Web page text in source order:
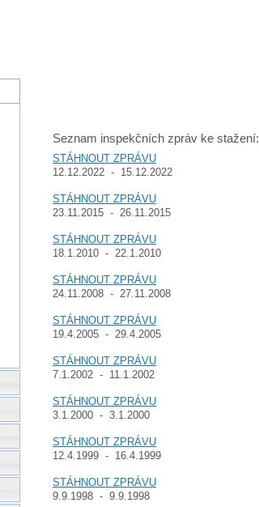
Seznam inspekčních zpráv ke stažení:
STÁHNOUT ZPRÁVU
12.12.2022 - 15.12.2022
STÁHNOUT ZPRÁVU
23.11.2015 - 26.11.2015
STÁHNOUT ZPRÁVU
18.1.2010 - 22.1.2010
STÁHNOUT ZPRÁVU
24.11.2008 - 27.11.2008
STÁHNOUT ZPRÁVU
19.4.2005 - 29.4.2005
STÁHNOUT ZPRÁVU
7.1.2002 - 11.1.2002
STÁHNOUT ZPRÁVU
3.1.2000 - 3.1.2000
STÁHNOUT ZPRÁVU
12.4.1999 - 16.4.1999
STÁHNOUT ZPRÁVU
9.9.1998 - 9.9.1998